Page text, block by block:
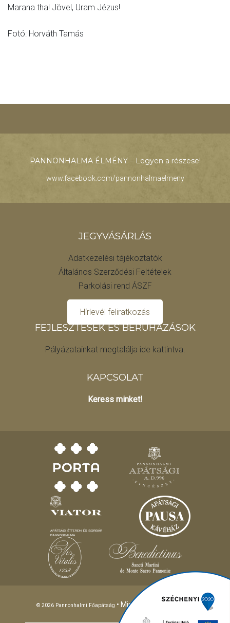
Marana tha! Jövel, Uram Jézus!
Fotó: Horváth Tamás
PANNONHALMA ÉLMÉNY – Legyen a részese!
www.facebook.com/pannonhalmaelmeny
JEGYVÁSÁRLÁS
Adatkezelési tájékoztatók
Általános Szerződési Feltételek
Parkolási rend ÁSZF
Hírlevél feliratkozás
FEJLESZTÉSEK ÉS BERUHÁZÁSOK
Pályázatainkat megtalálja ide kattintva.
KAPCSOLAT
Keress minket!
© 2026 Pannonhalmi Főapátság • Minden jog fenntartva!